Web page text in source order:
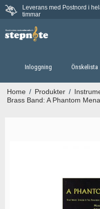
Leverans med Postnord i
timmar
Inloggning Önskelista
Home / Produkter /
Brass Band: A Phantom